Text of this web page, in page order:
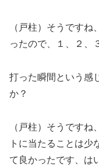
（戸柱）そうです
ったので、１、２、
打った瞬間という感
か？
（戸柱）そうです
トに当たることは少
て良かったです、は